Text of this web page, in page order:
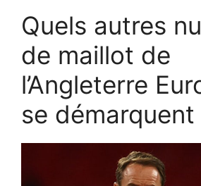
Quels autres
de maillot de
l’Angleterre
se démarquent